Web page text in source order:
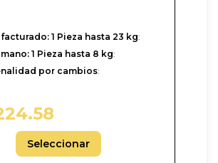
1 Pieza hasta 23 kg:
1 Pieza hasta 8 kg:
por cambios:
Seleccionar